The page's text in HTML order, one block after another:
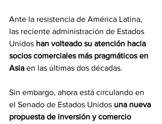
Ante la resistencia de América Latina,
las reciente administración de Estados
Unidos han volteado su atención hacia
socios comerciales más pragmáticos en
Asia en las últimas dos décadas.
Sin embargo, ahora está circulando en
el Senado de Estados Unidos una nueva
propuesta de inversión y comercio